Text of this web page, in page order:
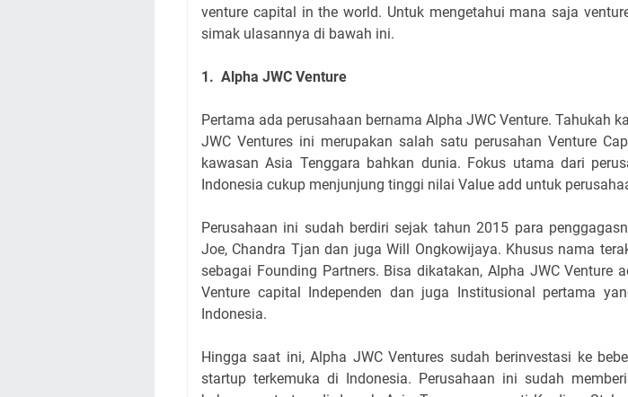
venture capital in the world. Untuk mengetahui mana saja
simak ulasannya di bawah ini.
1. Alpha JWC Venture
Pertama ada perusahaan bernama Alpha JWC Venture. Tahukah
JWC Ventures ini merupakan salah satu perusahan Venture
kawasan Asia Tenggara bahkan dunia. Fokus utama dari
Indonesia cukup menjunjung tinggi nilai Value add untuk
Perusahaan ini sudah berdiri sejak tahun 2015 para
Joe, Chandra Tjan dan juga Will Ongkowijaya. Khusus nama
sebagai Founding Partners. Bisa dikatakan, Alpha JWC Venture
Venture capital Independen dan juga Institusional pertama
Indonesia.
Hingga saat ini, Alpha JWC Ventures sudah berinvestasi ke
startup terkemuka di Indonesia. Perusahaan ini sudah